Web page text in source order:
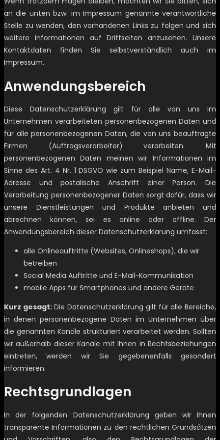
an die unten bzw. im Impressum genannte verantwortliche
Stelle zu wenden, den vorhandenen Links zu folgen und sich
weitere Informationen auf Drittseiten anzusehen. Unsere
Kontaktdaten finden Sie selbstverständlich auch im
Impressum.
Anwendungsbereich
Diese Datenschutzerklärung gilt für alle von uns im
Unternehmen verarbeiteten personenbezogenen Daten und
für alle personenbezogenen Daten, die von uns beauftragte
Firmen (Auftragsverarbeiter) verarbeiten. Mit
personenbezogenen Daten meinen wir Informationen im
Sinne des Art. 4 Nr. 1 DSGVO wie zum Beispiel Name, E-Mail-
Adresse und postalische Anschrift einer Person. Die
Verarbeitung personenbezogener Daten sorgt dafür, dass wir
unsere Dienstleistungen und Produkte anbieten und
abrechnen können, sei es online oder offline. Der
Anwendungsbereich dieser Datenschutzerklärung umfasst:
alle Onlineauftritte (Websites, Onlineshops), die wir
betreiben
Social Media Auftritte und E-Mail-Kommunikation
mobile Apps für Smartphones und andere Geräte
Kurz gesagt:Die Datenschutzerklärung gilt für alle Bereiche,
in denen personenbezogene Daten im Unternehmen über
die genannten Kanäle strukturiert verarbeitet werden. Sollten
wir außerhalb dieser Kanäle mit Ihnen in Rechtsbeziehungen
eintreten, werden wir Sie gegebenenfalls gesondert
informieren.
Rechtsgrundlagen
In der folgenden Datenschutzerklärung geben wir Ihnen
transparente Informationen zu den rechtlichen Grundsätzen